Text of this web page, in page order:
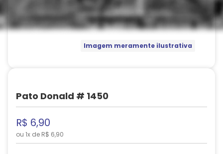
Imagem meramente ilustrativa
Pato Donald # 1450
R$ 6,90
ou 1x de R$ 6,90